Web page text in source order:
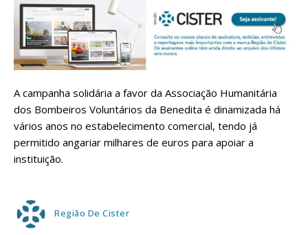
A campanha solidária a favor da Associação Humanitária
dos Bombeiros Voluntários da Benedita é dinamizada há
vários anos no estabelecimento comercial, tendo já
permitido angariar milhares de euros para apoiar a
instituição.
Região De Cister